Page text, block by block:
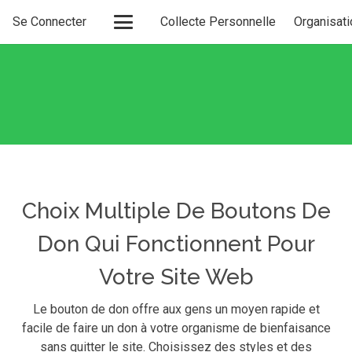
Se Connecter Collecte Personnelle
Choix Multiple De Boutons De
Don Qui Fonctionnent Pour
Votre Site Web
Le bouton de don offre aux gens un moyen rapide et
facile de faire un don à votre organisme de bienfaisance
sans quitter le site. Choisissez des styles et des